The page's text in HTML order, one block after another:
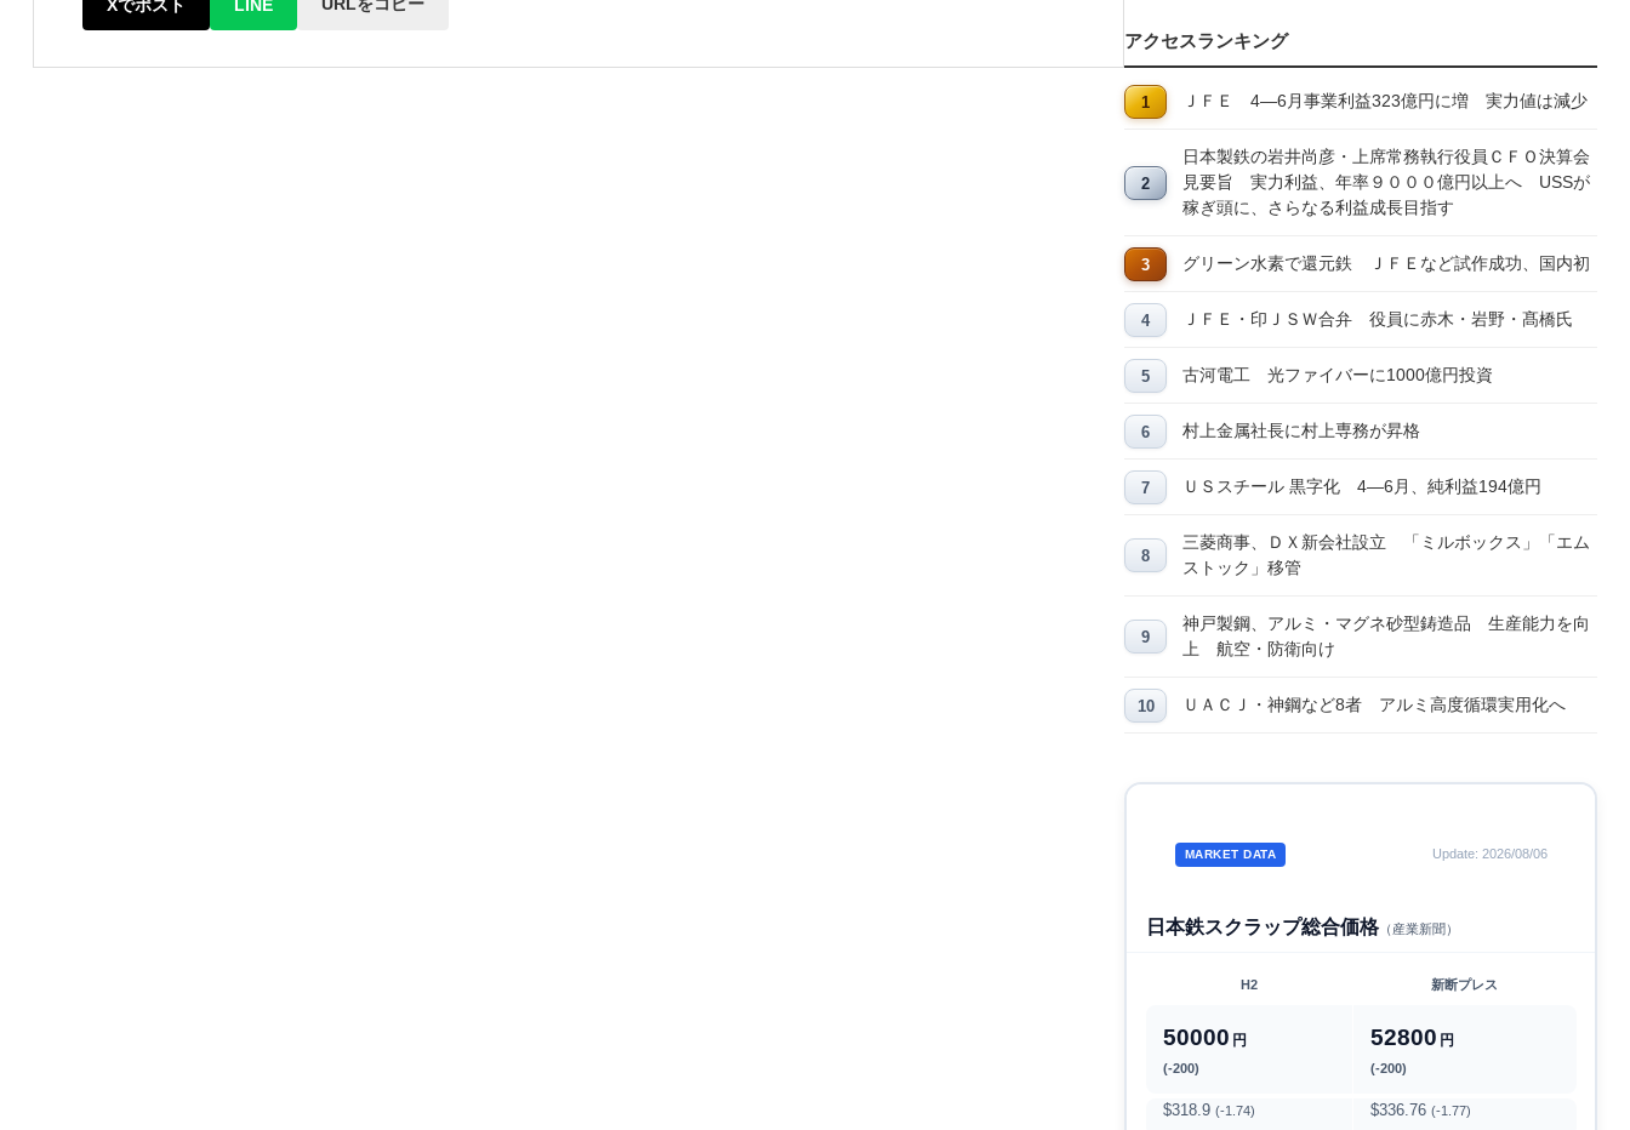
Xでポスト LINE
アクセスランキング
ＪＦＥ 4―6月事業利益323億円に増 実力値は減少
日本製鉄の岩井尚彦・上席常務執行役員ＣＦＯ決算会
見要旨 実力利益、年率９０００億円以上へ USSが
稼ぎ頭に、さらなる利益成長目指す
グリーン水素で還元鉄 ＪＦＥなど試作成功、国内初
ＪＦＥ・印ＪＳＷ合弁 役員に赤木・岩野・髙橋氏
古河電工 光ファイバーに1000億円投資
村上金属社長に村上専務が昇格
ＵＳスチール 黒字化 4―6月、純利益194億円
三菱商事、ＤＸ新会社設立 「ミルボックス」「エム
ストック」移管
神戸製鋼、アルミ・マグネ砂型鋳造品 生産能力を向
上 航空・防衛向け
ＵＡＣＪ・神鋼など8者 アルミ高度循環実用化へ
MARKET DATA Update: 2026/08/06
日本鉄スクラップ総合価格（産業新聞）
H2 新断プレス
50000 円
(-200)
52800 円
(-200)
$318.9 (-1.74) $336.76 (-1.77)